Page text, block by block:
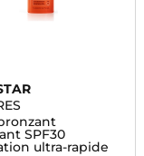
SPF30
ultra-rapide